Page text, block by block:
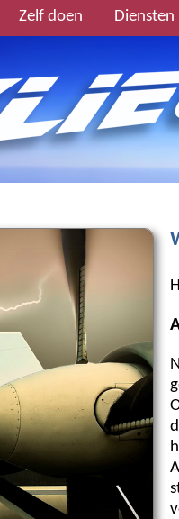
Zelf doen Diensten